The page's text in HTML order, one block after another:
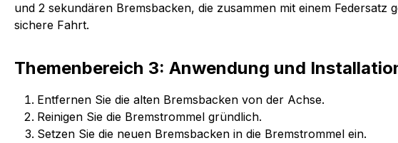
und 2 sekundären Bremsbacken, die zusammen mit einem
sichere Fahrt.
Themenbereich 3: Anwendung und
Entfernen Sie die alten Bremsbacken von der Achse.
Reinigen Sie die Bremstrommel gründlich.
Setzen Sie die neuen Bremsbacken in die Bremstrommel ein.